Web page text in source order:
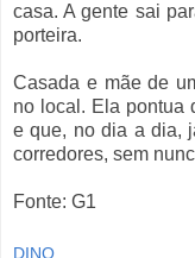
casa. A gente sai
porteira.
Casada e mãe de
no local. Ela pontua
e que, no dia a dia,
corredores, sem
Fonte: G1
DINO